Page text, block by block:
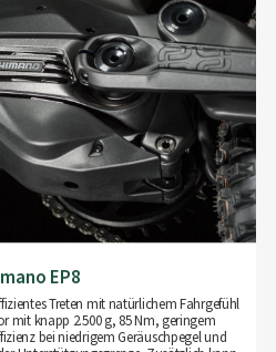
EP8
Treten mit natürlichem Fahrgefühl
mit knapp 2.500 g, 85 Nm, geringem
bei niedrigem Geräuschpegel und